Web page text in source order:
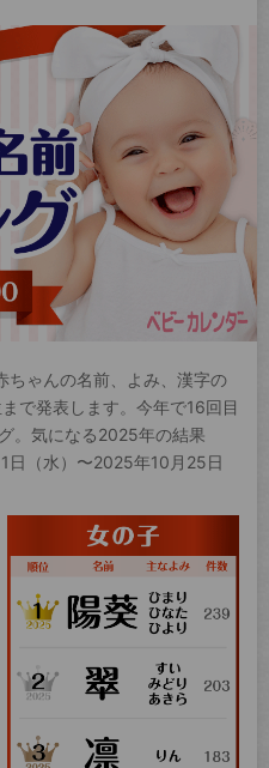
ゃんの名前、よみ、漢字の
で発表します。今年で16回目
。気になる2025年の結果
日（水）〜2025年10月25日